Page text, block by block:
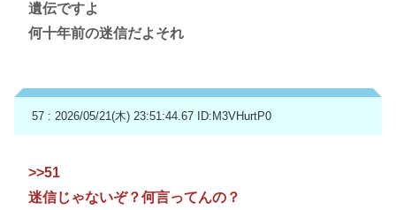
遺伝ですよ
何十年前の迷信だよそれ
57 : 2026/05/21(木) 23:51:44.67 ID:M3VHurtP0
>>51
迷信じゃないぞ？何言ってんの？